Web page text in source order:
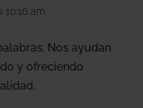
10:16 am
Nos ayudan
y ofreciendo